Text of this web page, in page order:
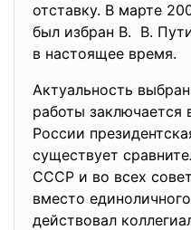
отставку. В марте
был избран В. В.
в настоящее время.
Актуальность
работы заключается
России
существует
СССР и во всех
вместо
действовал